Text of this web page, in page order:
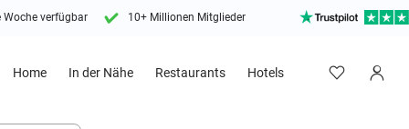
Woche verfügbar 10+ Millionen Mitglieder
Home In der Nähe Restaurants Hotels